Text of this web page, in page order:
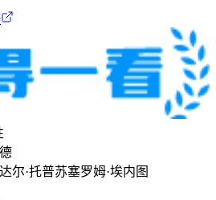
尔·托普苏塞罗姆·埃内图